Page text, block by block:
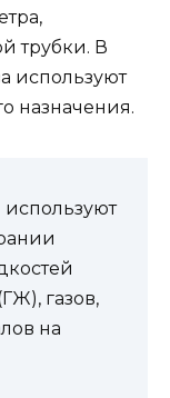
трубки. В
используют
назначения.
газов,
на